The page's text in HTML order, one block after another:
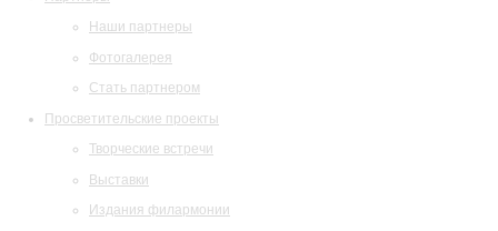
Наши партнеры
Фотогалерея
Стать партнером
Просветительские проекты
Творческие встречи
Выставки
Издания филармонии